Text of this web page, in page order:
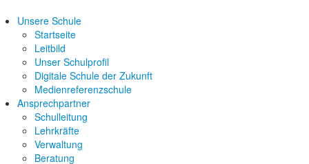
Unsere Schule
Startseite
Leitbild
Unser Schulprofil
Digitale Schule der Zukunft
Medienreferenzschule
Ansprechpartner
Schulleitung
Lehrkräfte
Verwaltung
Beratung